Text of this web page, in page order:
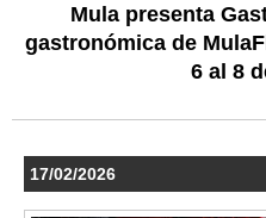
Mula presenta
gastronómica de
6 al 8
17/02/2026